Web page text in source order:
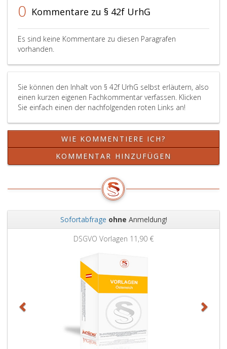
Online-
gesendet
Öffentlichkeit
Verfügung
gestellt
(Paragraph
18
c,)
und
für
diese
vervielfältigt
0 Kommentare zu § 42f UrhG
Es sind keine Kommentare zu diesen Paragrafen
vorhanden.
Sie können den Inhalt von § 42f UrhG selbst erläutern, also
einen kurzen eigenen Fachkommentar verfassen. Klicken
Sie einfach einen der nachfolgenden roten Links an!
WIE KOMMENTIERE ICH?
KOMMENTAR HINZUFÜGEN
Sofortabfrage ohne Anmeldung!
DSGVO Vorlagen 11,90 €